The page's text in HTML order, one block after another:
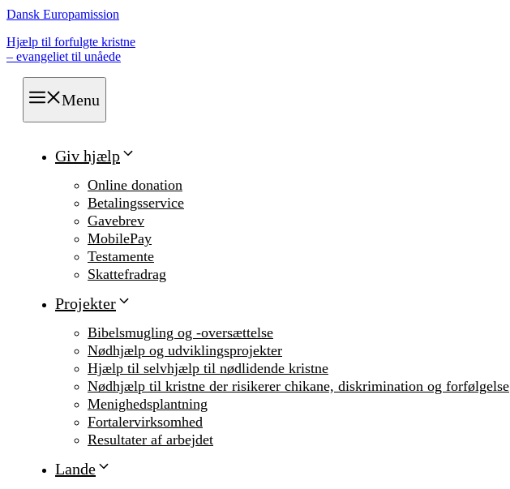
Dansk Europamission
Hjælp til forfulgte kristne
– evangeliet til unåede
Menu
Giv hjælp
Online donation
Betalingsservice
Gavebrev
MobilePay
Testamente
Skattefradrag
Projekter
Bibelsmugling og -oversættelse
Nødhjælp og udviklingsprojekter
Hjælp til selvhjælp til nødlidende kristne
Nødhjælp til kristne der risikerer chikane, diskrimination og forfølgelse
Menighedsplantning
Fortalervirksomhed
Resultater af arbejdet
Lande